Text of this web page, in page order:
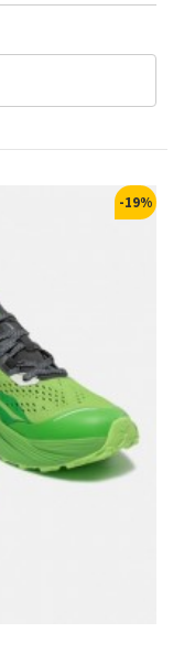
-19%